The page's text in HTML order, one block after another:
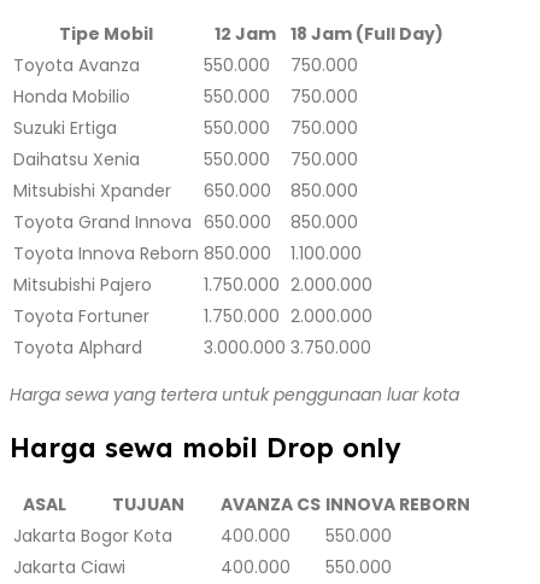
Tipe Mobil
12 Jam
18 Jam (Full Day)
Toyota Avanza
550.000
750.000
Honda Mobilio
550.000
750.000
Suzuki Ertiga
550.000
750.000
Daihatsu Xenia
550.000
750.000
Mitsubishi Xpander
650.000
850.000
Toyota Grand Innova 650.000
850.000
Toyota Innova Reborn 850.000
1.100.000
Mitsubishi Pajero
1.750.000 2.000.000
Toyota Fortuner
1.750.000 2.000.000
Toyota Alphard
3.000.000 3.750.000
Harga sewa yang tertera untuk penggunaan luar kota
Harga sewa mobil Drop only
ASAL TUJUAN AVANZA CS INNOVA REBORN
Jakarta Bogor Kota 400.000
550.000
Jakarta Ciawi 400.000
550.000